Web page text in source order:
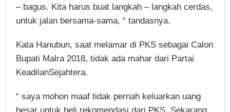
– bagus. Kita harus buat langkah – langkah cerdas,
untuk jalan bersama-sama, “ tandasnya.
Kata Hanubun, saat melamar di PKS sebagai Calon
Bupati Malra 2018, tidak ada mahar dari Partai
KeadilanSejahtera.
“ saya mohon maaf tidak pernah keluarkan uang